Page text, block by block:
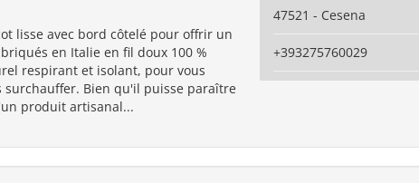
lisse avec bord côtelé pour offrir un
en Italie en fil doux 100 %
respirant et isolant, pour vous
surchauffer. Bien qu'il puisse paraître
produit artisanal...
47521 - Cesena
+393275760029